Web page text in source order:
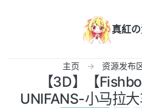
真紅
主页 资源发布
【3D】【
UNIFANS-小马拉